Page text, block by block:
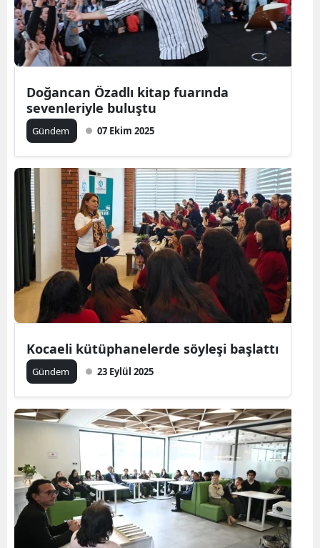
Doğancan Özadlı kitap fuarında
sevenleriyle buluştu
Gündem 07 Ekim 2025
Kocaeli kütüphanelerde söyleşi başlattı
Gündem 23 Eylül 2025